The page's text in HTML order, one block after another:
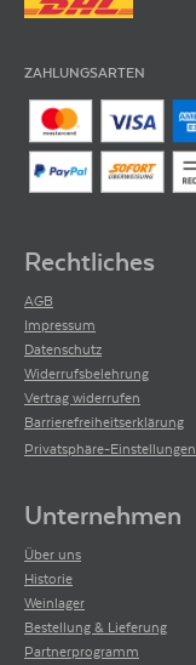
ZAHLUNGSARTEN
Rechtliches
AGB
Impressum
Datenschutz
Widerrufsbelehrung
Vertrag widerrufen
Barrierefreiheitserklärung
Privatsphäre-Einstellungen
Unternehmen
Über uns
Historie
Weinlager
Bestellung & Lieferung
Partnerprogramm